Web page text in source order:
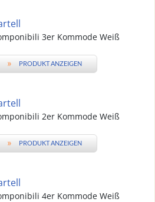
3er Kommode Weiß
» PRODUKT ANZEIGEN
2er Kommode Weiß
» PRODUKT ANZEIGEN
4er Kommode Weiß